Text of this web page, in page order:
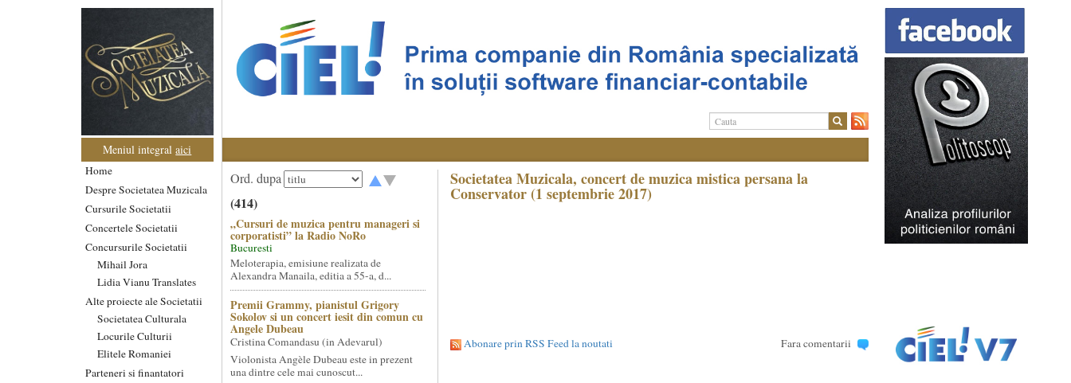
Meniul integralaici
Home
Despre Societatea Muzicala
Cursurile Societatii
Concertele Societatii
Concursurile Societatii
Mihail Jora
Lidia Vianu Translates
Alte proiecte ale Societatii
Societatea Culturala
Locurile Culturii
Elitele Romaniei
Parteneri si finantatori
Ord. dupa
(414)
„Cursuri de muzica pentru manageri si
corporatisti” la Radio NoRo
Bucuresti
Meloterapia, emisiune realizata de
Alexandra Manaila, editia a 55-a, d...
Premii Grammy, pianistul Grigory
Sokolov si un concert iesit din comun cu
Angele Dubeau
Cristina Comandasu (in Adevarul)
Violonista Angèle Dubeau este in prezent
una dintre cele mai cunoscut...
Societatea Muzicala, concert de muzica mistica persana la
Conservator (1 septembrie 2017)
Abonare prin RSS Feed la noutati Fara comentarii